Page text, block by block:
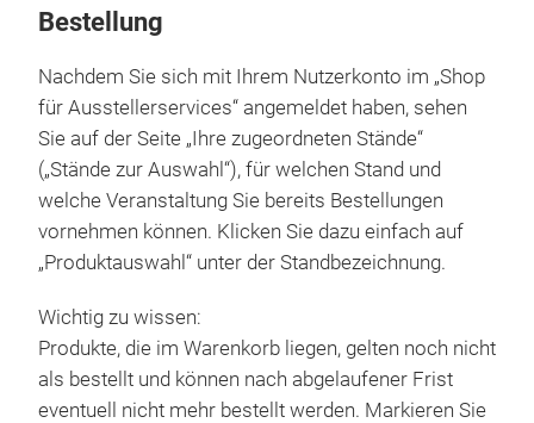
Bestellung
Nachdem Sie sich mit Ihrem Nutzerkonto im „Shop
für Ausstellerservices“ angemeldet haben, sehen
Sie auf der Seite „Ihre zugeordneten Stände“
(„Stände zur Auswahl“), für welchen Stand und
welche Veranstaltung Sie bereits Bestellungen
vornehmen können. Klicken Sie dazu einfach auf
„Produktauswahl“ unter der Standbezeichnung.
Wichtig zu wissen:
Produkte, die im Warenkorb liegen, gelten noch nicht
als bestellt und können nach abgelaufener Frist
eventuell nicht mehr bestellt werden. Markieren Sie